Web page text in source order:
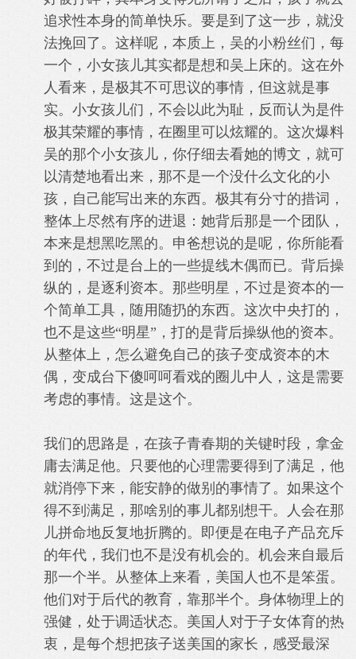
追求性本身的简单快乐。要是到了这一步，就没
法挽回了。这样呢，本质上，吴的小粉丝们，每
一个，小女孩儿其实都是想和吴上床的。这在外
人看来，是极其不可思议的事情，但这就是事
实。小女孩儿们，不会以此为耻，反而认为是件
极其荣耀的事情，在圈里可以炫耀的。这次爆料
吴的那个小女孩儿，你仔细去看她的博文，就可
以清楚地看出来，那不是一个没什么文化的小
孩，自己能写出来的东西。极其有分寸的措词，
整体上尽然有序的进退：她背后那是一个团队，
本来是想黑吃黑的。申爸想说的是呢，你所能看
到的，不过是台上的一些提线木偶而已。背后操
纵的，是逐利资本。那些明星，不过是资本的一
个简单工具，随用随扔的东西。这次中央打的，
也不是这些“明星”，打的是背后操纵他的资本。
从整体上，怎么避免自己的孩子变成资本的木
偶，变成台下傻呵呵看戏的圈儿中人，这是需要
考虑的事情。这是这个。
我们的思路是，在孩子青春期的关键时段，拿金
庸去满足他。只要他的心理需要得到了满足，他
就消停下来，能安静的做别的事情了。如果这个
得不到满足，那啥别的事儿都别想干。人会在那
儿拼命地反复地折腾的。即便是在电子产品充斥
的年代，我们也不是没有机会的。机会来自最后
那一个半。从整体上来看，美国人也不是笨蛋。
他们对于后代的教育，靠那半个。身体物理上的
强健，处于调适状态。美国人对于子女体育的热
衷，是每个想把孩子送美国的家长，感受最深